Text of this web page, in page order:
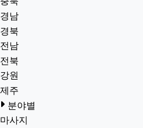
경남
경북
전남
전북
강원
제주
분야별
마사지